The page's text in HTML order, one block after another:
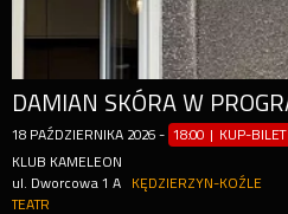
18 PAŹDZIERNIKA 2026 - 18:00 | KUP-BILET
KLUB KAMELEON
ul. Dworcowa 1 A
KĘDZIERZYN-KOŹLE
TEATR